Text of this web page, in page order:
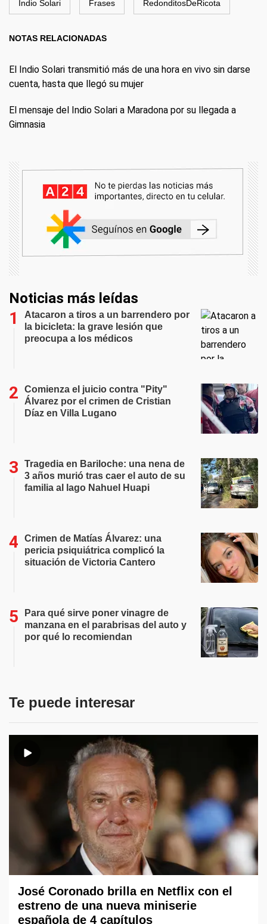
Indio Solari Frases RedonditosDeRicota
NOTAS RELACIONADAS
El Indio Solari transmitió más de una hora en vivo sin darse
cuenta, hasta que llegó su mujer
El mensaje del Indio Solari a Maradona por su llegada a
Gimnasia
Noticias más leídas
Atacaron a tiros a un barrendero por
la bicicleta: la grave lesión que
preocupa a los médicos
Comienza el juicio contra "Pity"
Álvarez por el crimen de Cristian
Díaz en Villa Lugano
Tragedia en Bariloche: una nena de
3 años murió tras caer el auto de su
familia al lago Nahuel Huapi
Crimen de Matías Álvarez: una
pericia psiquiátrica complicó la
situación de Victoria Cantero
Para qué sirve poner vinagre de
manzana en el parabrisas del auto y
por qué lo recomiendan
Te puede interesar
José Coronado brilla en Netflix con el
estreno de una nueva miniserie
española de 4 capítulos